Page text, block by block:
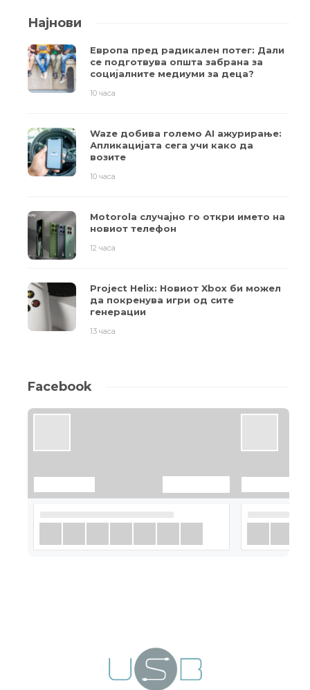
Најнови
Европа пред радикален потег: Дали
се подготвува општа забрана за
социјалните медиуми за деца?
10 часа
Waze добива големо AI ажурирање:
Апликацијата сега учи како да
возите
10 часа
Motorola случајно го откри името на
новиот телефон
12 часа
Project Helix: Новиот Xbox би можел
да покренува игри од сите
генерации
13 часа
Facebook